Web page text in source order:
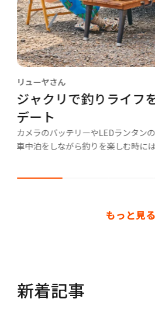
リューヤさん
ジャクリで釣りライフ
デート
カメラのバッテリーやLEDランタンの
車中泊をしながら釣りを楽しむ時に
もっと見る
新着記事